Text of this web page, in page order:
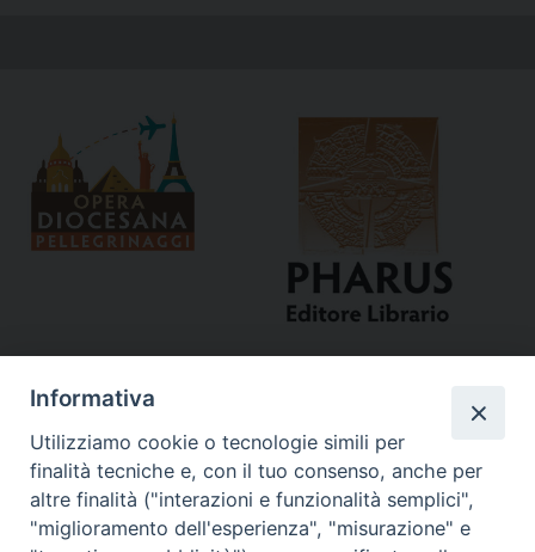
Informativa
Utilizziamo cookie o tecnologie simili per
finalità tecniche e, con il tuo consenso, anche per
altre finalità ("interazioni e funzionalità semplici",
"miglioramento dell'esperienza", "misurazione" e